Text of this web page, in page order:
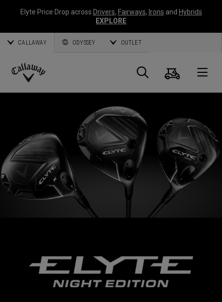
Elyte Price Drop across Drivers, Fairways, Irons and Hybrids
EXPLORE
CALLAWAY ODYSSEY OUTLET
Callaway
Panier